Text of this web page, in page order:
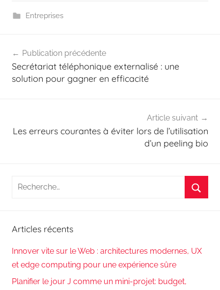
Entreprises
de
l’article
Publication précédente
Secrétariat téléphonique externalisé : une
solution pour gagner en efficacité
Article suivant
Les erreurs courantes à éviter lors de l’utilisation
d’un peeling bio
Recherche
Articles récents
Innover vite sur le Web : architectures modernes, UX
et edge computing pour une expérience sûre
Planifier le jour J comme un mini-projet: budget,